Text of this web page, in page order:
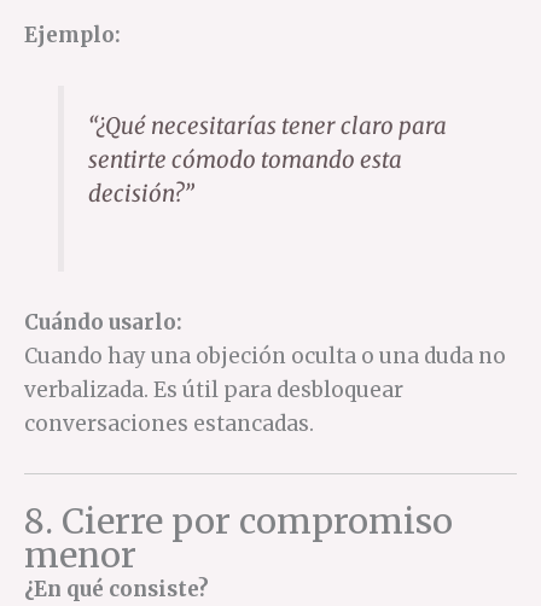
Ejemplo:
“¿Qué necesitarías tener claro para
sentirte cómodo tomando esta
decisión?”
Cuándo usarlo:
Cuando hay una objeción oculta o una duda no
verbalizada. Es útil para desbloquear
conversaciones estancadas.
8. Cierre por compromiso
menor
¿En qué consiste?